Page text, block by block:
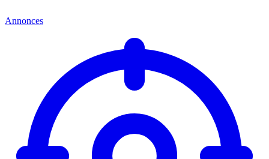
Annonces